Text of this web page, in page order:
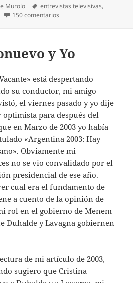
Murolo Etiquetas
entrevistas televisivas,
150 comentarios
y Yo
está despertando
su conductor, mi amigo
el viernes pasado y yo dije
optimista para después del
en Marzo de 2003 yo había
«Argentina 2003: Hay
. Obviamente mi
no se vio convalidado por el
presidencial de ese año.
cual era el fundamento de
a cuento de la opinión de
rol en el gobierno de Menem
Duhalde y Lavagna gobiernen
de mi artículo de 2003,
sugiero que Cristina